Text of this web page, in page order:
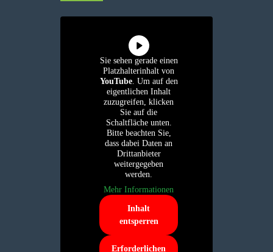
Sie sehen gerade einen
Platzhalterinhalt von
YouTube. Um auf den
eigentlichen Inhalt
zuzugreifen, klicken
Sie auf die
Schaltfläche unten.
Bitte beachten Sie,
dass dabei Daten an
Drittanbieter
weitergegeben
werden.
Mehr Informationen
Inhalt
entsperren
Erforderlichen